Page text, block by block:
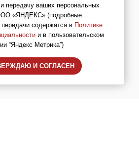
и передачу ваших персональных
«ЯНДЕКС» (подробные
содержатся в Политике
и в пользовательском
“Яндекс Метрика”)
И СОГЛАСЕН